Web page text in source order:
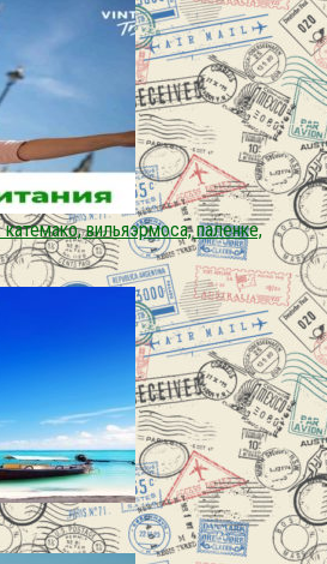
вильяэрмоса, паленке,